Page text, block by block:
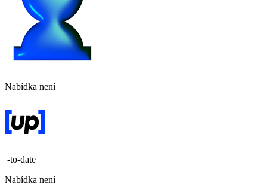
Nabídka není
-to-date
Nabídka není